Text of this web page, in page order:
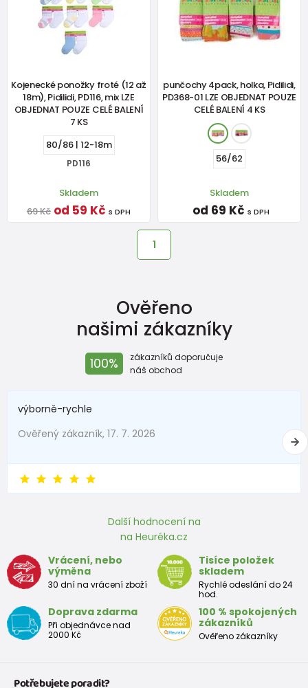
Kojenecké ponožky froté (12 až
18m), Pidilidi, PD116, mix LZE
OBJEDNAT POUZE CELÉ BALENÍ
7 KS
80/86 | 12-18m
PD116
Skladem
69 Kč od 59 Kč s DPH
punčochy 4pack, holka, Pidilidi,
PD368-01 LZE OBJEDNAT POUZE
CELÉ BALENÍ 4 KS
56/62
Skladem
od 69 Kč s DPH
1
Ověřeno
našimi zákazníky
100%
zákazníků doporučuje
náš obchod
výborně-rychle
Ověřený zákazník, 17. 7. 2026
Další hodnocení na
na Heuréka.cz
Vrácení, nebo
výměna
30 dní na vrácení zboží
Tisíce položek
skladem
Rychlé odeslání do 24
hod.
Doprava zdarma
Při objednávce nad
2000 Kč
100 % spokojených
zákazníků
Ověřeno zákazníky
Potřebujete poradit?